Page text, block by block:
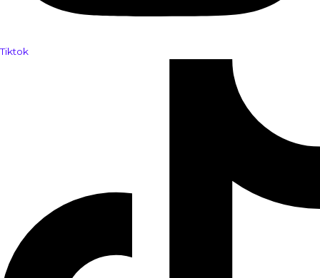
Tiktok